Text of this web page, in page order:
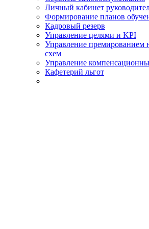
Личный кабинет
Формирование планов
Кадровый резерв
Управление целями и KPI
Управление премированием
схем
Управление
Кафетерий льгот